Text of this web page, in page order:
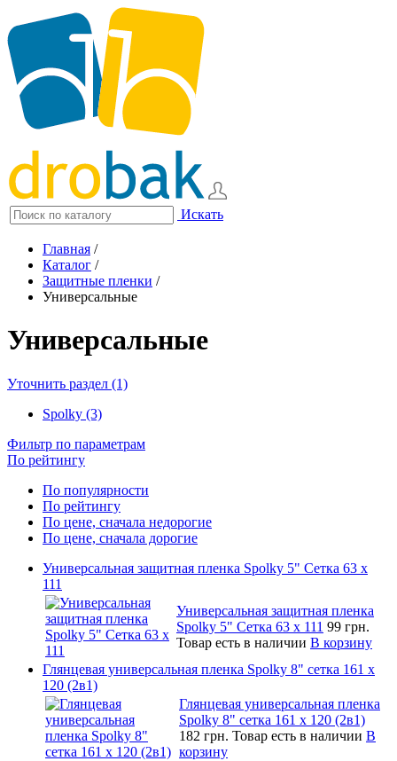
Искать
Главная /
Каталог /
Защитные пленки /
Универсальные
Универсальные
Уточнить раздел (1)
Spolky (3)
Фильтр по параметрам
По рейтингу
По популярности
По рейтингу
По цене, сначала недорогие
По цене, сначала дорогие
Универсальная защитная пленка Spolky 5" Сетка 63 x
111
Универсальная защитная пленка
Spolky 5" Сетка 63 x 111 99 грн.
Товар есть в наличии В корзину
Глянцевая универсальная пленка Spolky 8" сетка 161 х
120 (2в1)
Глянцевая универсальная пленка
Spolky 8" сетка 161 х 120 (2в1)
182 грн. Товар есть в наличии В
корзину